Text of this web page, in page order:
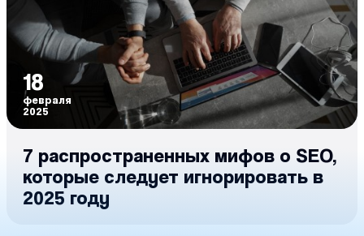
18
февраля
2025
7 распространенных мифов о SEO,
которые следует игнорировать в
2025 году